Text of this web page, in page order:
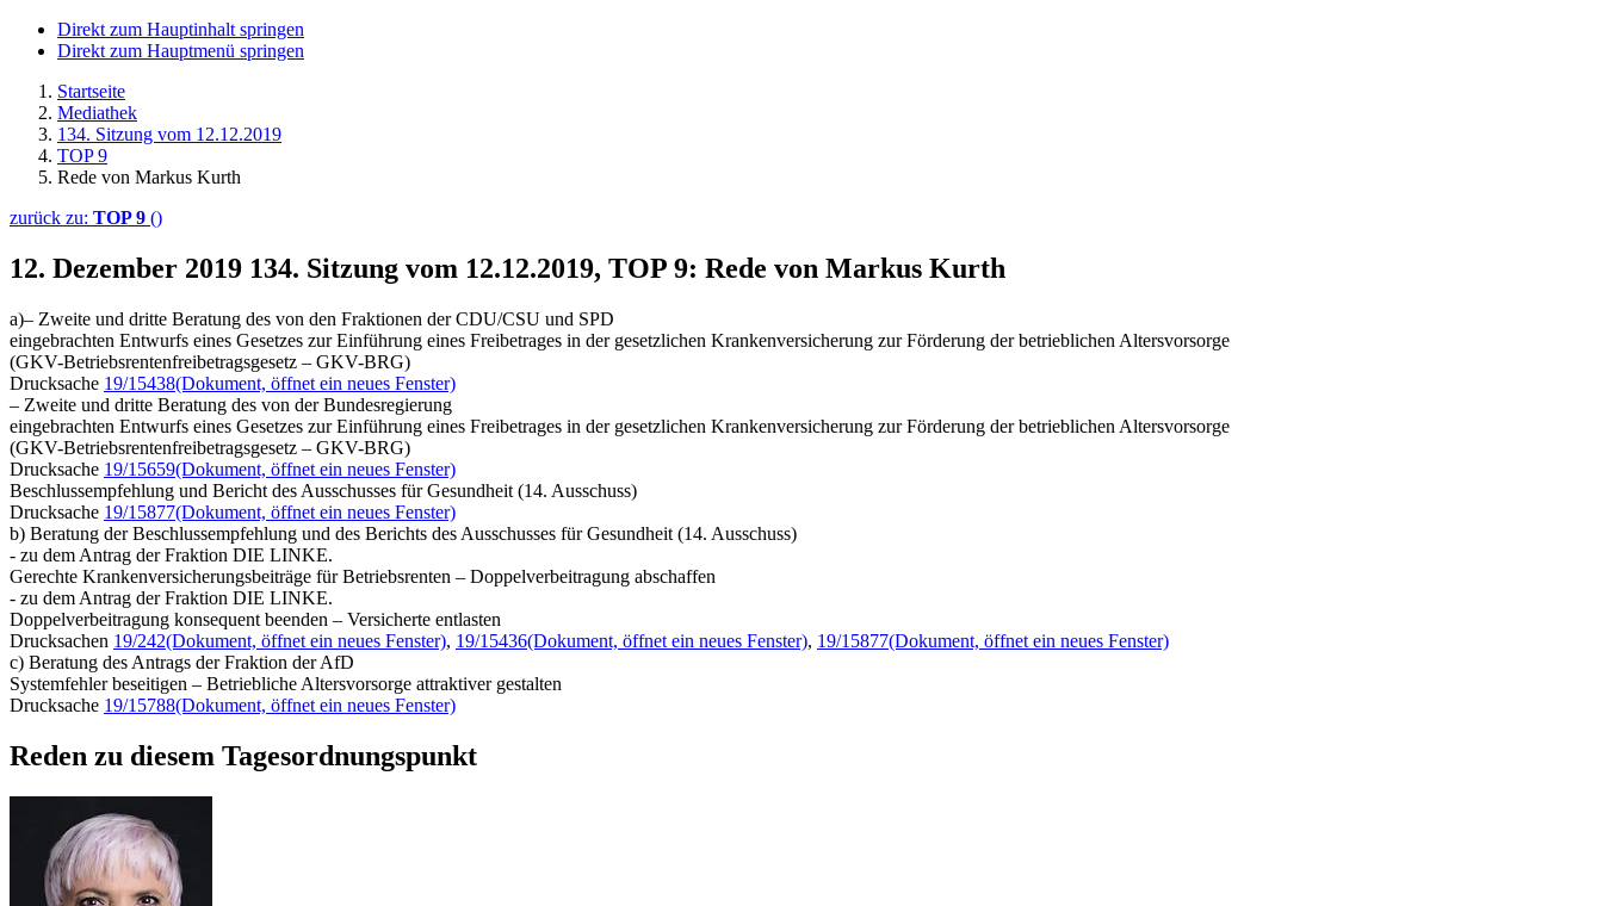
Direkt zum Hauptinhalt springen
Direkt zum Hauptmenü springen
Startseite
Mediathek
134. Sitzung vom 12.12.2019
TOP 9
Rede von Markus Kurth
zurück zu: TOP 9 ()
12. Dezember 2019 134. Sitzung vom 12.12.2019, TOP 9: Rede von Markus Kurth
a)– Zweite und dritte Beratung des von den Fraktionen der CDU/CSU und SPD
eingebrachten Entwurfs eines Gesetzes zur Einführung eines Freibetrages in der gesetzlichen Krankenversicherung zur Förderung der betrieblichen Altersvorsorge
(GKV-Betriebsrentenfreibetragsgesetz – GKV-BRG)
Drucksache 19/15438(Dokument, öffnet ein neues Fenster)
– Zweite und dritte Beratung des von der Bundesregierung
eingebrachten Entwurfs eines Gesetzes zur Einführung eines Freibetrages in der gesetzlichen Krankenversicherung zur Förderung der betrieblichen Altersvorsorge
(GKV-Betriebsrentenfreibetragsgesetz – GKV-BRG)
Drucksache 19/15659(Dokument, öffnet ein neues Fenster)
Beschlussempfehlung und Bericht des Ausschusses für Gesundheit (14. Ausschuss)
Drucksache 19/15877(Dokument, öffnet ein neues Fenster)
b) Beratung der Beschlussempfehlung und des Berichts des Ausschusses für Gesundheit (14. Ausschuss)
- zu dem Antrag der Fraktion DIE LINKE.
Gerechte Krankenversicherungsbeiträge für Betriebsrenten – Doppelverbeitragung abschaffen
- zu dem Antrag der Fraktion DIE LINKE.
Doppelverbeitragung konsequent beenden – Versicherte entlasten
Drucksachen 19/242(Dokument, öffnet ein neues Fenster), 19/15436(Dokument, öffnet ein neues Fenster), 19/15877(Dokument, öffnet ein neues Fenster)
c) Beratung des Antrags der Fraktion der AfD
Systemfehler beseitigen – Betriebliche Altersvorsorge attraktiver gestalten
Drucksache 19/15788(Dokument, öffnet ein neues Fenster)
Reden zu diesem Tagesordnungspunkt